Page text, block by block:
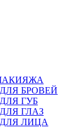
БРОВЕЙ
ГУБ
ГЛАЗ
ЛИЦА